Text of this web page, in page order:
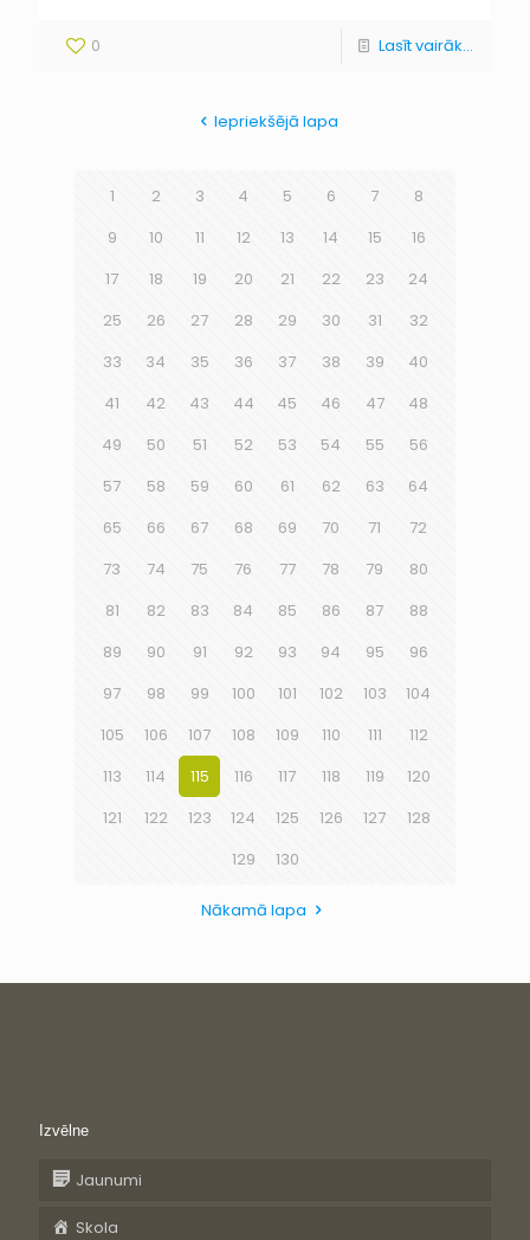
0 Lasīt vairāk...
Iepriekšējā lapa
1 2 3 4 5 6 7
8
9
10 11 12 13 14 15
16
17
18 19 20 21 22 23
24
25
26 27 28 29 30 31
32
33
34 35 36 37 38 39
40
41
42 43 44 45 46 47
48
49
50 51 52 53 54 55
56
57
58 59 60 61 62 63
64
65
66 67 68 69 70 71
72
73
74 75 76 77 78 79
80
81
82 83 84 85 86 87
88
89
90 91 92 93 94 95
96
97
98 99 100 101 102 103
104
105
106 107 108 109 110 111
112
113
114 115 116 117 118 119
120
121
122 123 124 125 126 127
128
129
130
Nākamā lapa
Izvēlne
Jaunumi
Skola